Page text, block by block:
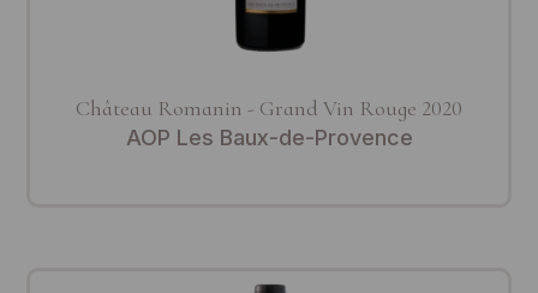
Château Romanin - Grand Vin Rouge 2020
AOP Les Baux-de-Provence